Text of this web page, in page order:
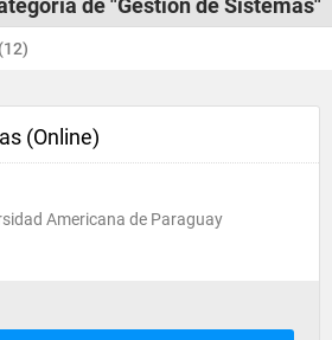
de "Gestión de Sistemas"
(12)
(Online)
Americana de Paraguay